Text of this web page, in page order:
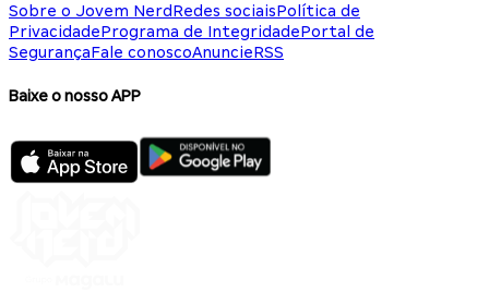
Sobre o Jovem NerdRedes sociaisPolítica de
PrivacidadePrograma de IntegridadePortal de
SegurançaFale conoscoAnuncieRSS
Baixe o nosso APP